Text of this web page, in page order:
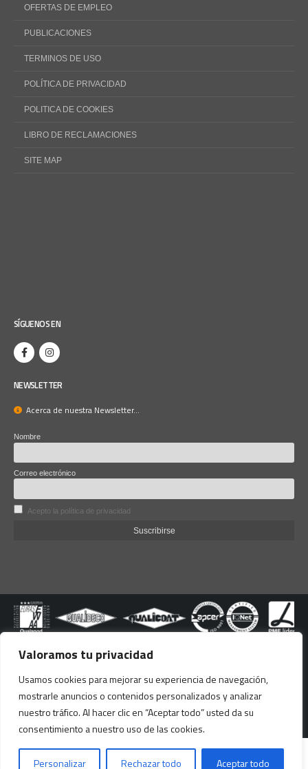
Valoramos tu privacidad
Usamos cookies para mejorar su experiencia de navegación,
mostrarle anuncios o contenidos personalizados y analizar
nuestro tráfico. Al hacer clic en “Aceptar todo” usted da su
consentimiento a nuestro uso de las cookies.
Personalizar Rechazar todo Aceptar todo
OFERTAS DE EMPLEO
PUBLICACIONES
TERMINOS DE USO
POLÍTICA DE PRIVACIDAD
POLITICA DE COOKIES
LIBRO DE RECLAMACIONES
SITE MAP
SÍGUENOS EN
NEWSLETTER
Acerca de nuestra Newsletter...
Nombre
Correo electrónico
Acepto la política de privacidad
Este sitio web está protegido por reCAPTCHA Enterprise y Google. Se aplican
laPolitica de Privacidady lasCondiciones de uso de Google.
Financiación: